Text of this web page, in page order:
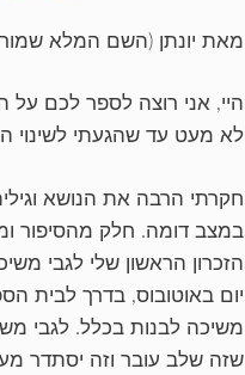
מאת יונתן (השם המלא
היי, אני רוצה לספר לכם על
לא מעט עד שהגעתי לשינוי
חקרתי הרבה את הנושא
במצב דומה. חלק מהסיפור
הזכרון הראשון שלי לגבי
משיכה לבנות בכלל. לגבי
שזה שלב עובר וזה יסתדר